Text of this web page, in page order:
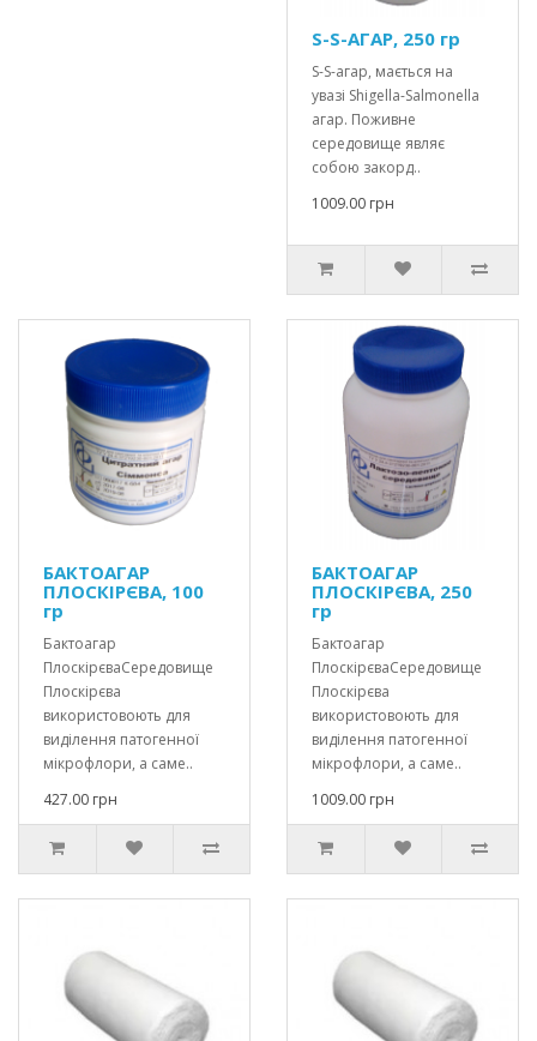
S-S-АГАР, 250 гр
S-S-агар, мається на
увазі Shigella-Salmonella
агар. Поживне
середовище являє
собою закорд..
1009.00 грн
БАКТОАГАР
ПЛОCКІРЄВА, 100
гр
Бактоагар
ПлоскірєваСередовище
Плоскірєва
використовоють для
виділення патогенної
мікрофлори, а саме..
427.00 грн
БАКТОАГАР
ПЛОCКІРЄВА, 250
гр
Бактоагар
ПлоскірєваСередовище
Плоскірєва
використовоють для
виділення патогенної
мікрофлори, а саме..
1009.00 грн